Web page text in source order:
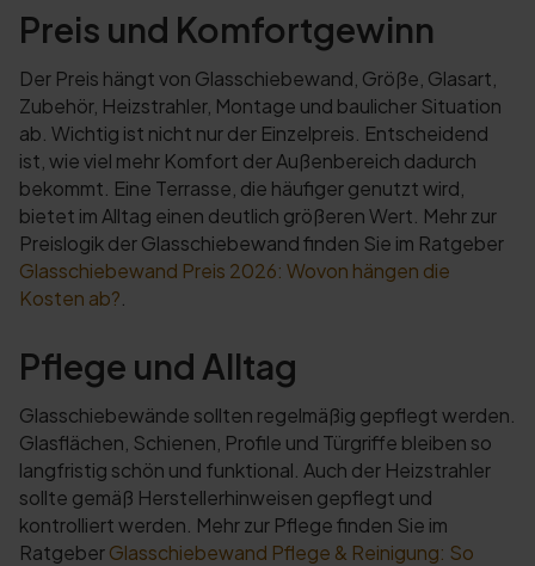
Preis und Komfortgewinn
Der Preis hängt von Glasschiebewand, Größe, Glasart,
Zubehör, Heizstrahler, Montage und baulicher Situation
ab. Wichtig ist nicht nur der Einzelpreis. Entscheidend
ist, wie viel mehr Komfort der Außenbereich dadurch
bekommt. Eine Terrasse, die häufiger genutzt wird,
bietet im Alltag einen deutlich größeren Wert. Mehr zur
Preislogik der Glasschiebewand finden Sie im Ratgeber
Glasschiebewand Preis 2026: Wovon hängen die
Kosten ab?
Pflege und Alltag
Glasschiebewände sollten regelmäßig gepflegt werden.
Glasflächen, Schienen, Profile und Türgriffe bleiben so
langfristig schön und funktional. Auch der Heizstrahler
sollte gemäß Herstellerhinweisen gepflegt und
kontrolliert werden. Mehr zur Pflege finden Sie im
RatgeberGlasschiebewand Pflege & Reinigung: So